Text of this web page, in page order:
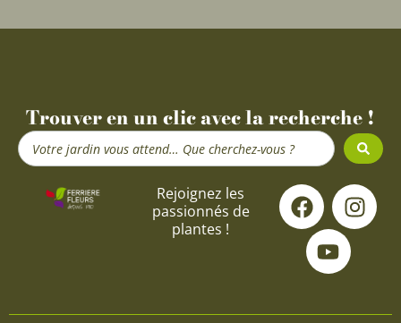
Trouver en un clic avec la recherche !
Search
...
Rejoignez les
passionnés de
plantes !
F
a
c
e
o
I
n
s
g
Y
o
u
t
u
b